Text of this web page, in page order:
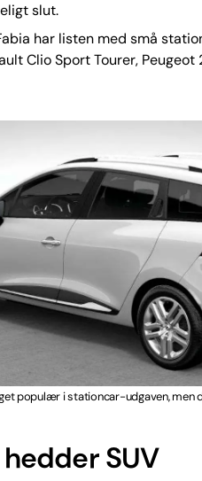
slut.
har listen med små
Clio Sport Tourer,
populær i stationcar-udgaven, men
SUV